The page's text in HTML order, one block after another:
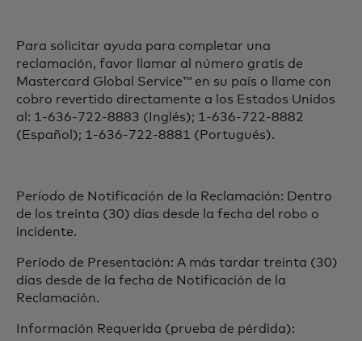
Para solicitar ayuda para completar una
reclamación, favor llamar al número gratis de
Mastercard Global Service™ en su país o llame con
cobro revertido directamente a los Estados Unidos
al: 1-636-722-8883 (Inglés); 1-636-722-8882
(Español); 1-636-722-8881 (Portugués).
Período de Notificación de la Reclamación: Dentro
de los treinta (30) días desde la fecha del robo o
incidente.
Período de Presentación: A más tardar treinta (30)
días desde de la fecha de Notificación de la
Reclamación.
Información Requerida (prueba de pérdida):